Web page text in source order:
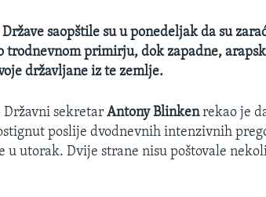
saopštile su u ponedeljak da su
trodnevnom primirju, dok zapadne,
državljane iz te zemlje.
Državni sekretarAntony Blinkenrekao je
poslije dvodnevnih intenzivnih
u utorak. Dvije strane nisu poštovale